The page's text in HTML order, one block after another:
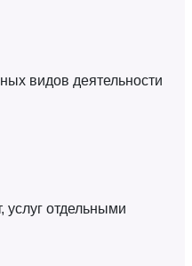
видов деятельности
услуг отдельными